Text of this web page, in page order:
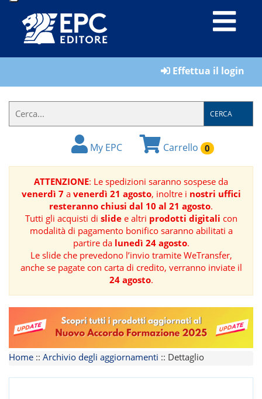
LIBRI
IL
FORMATORE
BOOK
RIVISTE
MANUALISTICA
SOFTWARE
TEMATICHE
Effettua il login
CERCA
My EPC Carrello 0
ATTENZIONE: Le spedizioni saranno sospese da
venerdì 7a venerdì 21 agosto, inoltre i nostri uffici
resteranno chiusi dal 10 al 21 agosto.
Tutti gli acquisti di slidee altri prodotti digitali con
modalità di pagamento bonifico saranno abilitati a
partire da lunedì 24 agosto.
Le slide che prevedono l’invio tramite WeTransfer,
anche se pagate con carta di credito, verranno inviate il
24 agosto.
Home :: Archivio degli aggiornamenti :: Dettaglio